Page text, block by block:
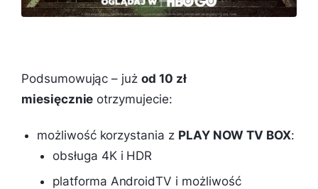
Podsumowując – jużod 10 zł
miesięcznie otrzymujecie:
możliwość korzystania z PLAY NOW TV BOX:
obsługa 4K i HDR
platforma AndroidTV i możliwość